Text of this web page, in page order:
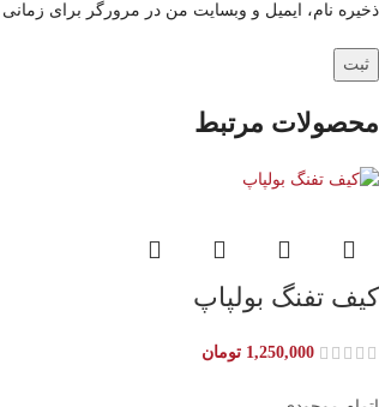
ذخیره نام، ایمیل و وبسایت من در مرورگر برای
محصولات مرتبط
کیف تفنگ بولپاپ
1,250,000 تومان